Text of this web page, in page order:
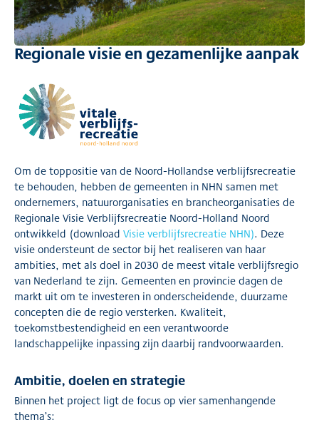
Regionale visie en gezamenlijke aanpak
Om de toppositie van de Noord-Hollandse verblijfsrecreatie
te behouden, hebben de gemeenten in NHN samen met
ondernemers, natuurorganisaties en brancheorganisaties de
Regionale Visie Verblijfsrecreatie Noord-Holland Noord
ontwikkeld (download Visie verblijfsrecreatie NHN). Deze
visie ondersteunt de sector bij het realiseren van haar
ambities, met als doel in 2030 de meest vitale verblijfsregio
van Nederland te zijn. Gemeenten en provincie dagen de
markt uit om te investeren in onderscheidende, duurzame
concepten die de regio versterken. Kwaliteit,
toekomstbestendigheid en een verantwoorde
landschappelijke inpassing zijn daarbij randvoorwaarden.
Ambitie, doelen en strategie
Binnen het project ligt de focus op vier samenhangende
thema’s: